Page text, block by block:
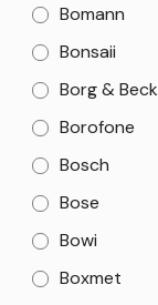
Bomann
Bonsaii
Borg & Beck
Borofone
Bosch
Bose
Bowi
Boxmet